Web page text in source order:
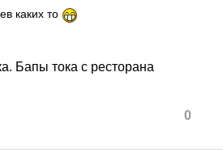
каких то
Бапы тока с ресторана
0